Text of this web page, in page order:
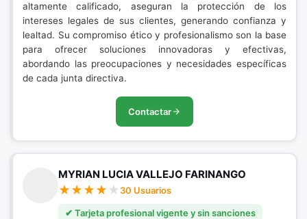
altamente calificado, aseguran la protección de los
intereses legales de sus clientes, generando confianza y
lealtad. Su compromiso ético y profesionalismo son la base
para ofrecer soluciones innovadoras y efectivas,
abordando las preocupaciones y necesidades específicas
de cada junta directiva.
Contactar
MYRIAN LUCIA VALLEJO FARINANGO
30 Usuarios
✔ Tarjeta profesional vigente y sin sanciones